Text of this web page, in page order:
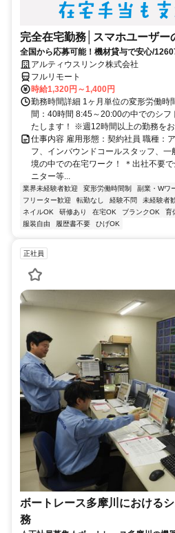
完全在宅勤務│スマホユーザー
全国から応募可能！機材貸与で安心/
アルティウスリンク株式会社
フルリモート
時給1,320円～1,400円
勤務時間詳細 1ヶ月単位の変形労働時
間：40時間 8:45～20:00の中でのシ
たします！ ※週12時間以上の勤務を
仕事内容 雇用形態：契約社員 職種：
フ、インバウンドコールスタッフ、
境の中での在宅ワーク！ ＊出社不要
ニター等...
業界未経験者歓迎 変形労働時間制 副業・Wワ
フリーター歓迎
転勤なし 経験不問 未経験者
ネイルOK
研修あり 在宅OK ブランクOK 育
服装自由
履歴書不要 ひげOK
正社員
ボートレース多摩川における
務